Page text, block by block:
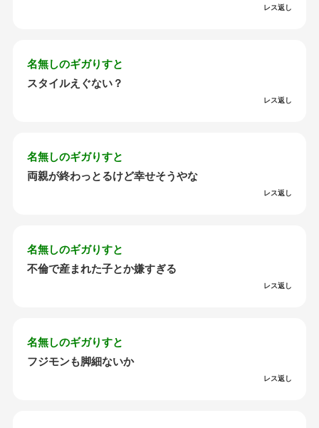
レス返し
名無しのギガりすと
スタイルえぐない？
レス返し
名無しのギガりすと
両親が終わっとるけど幸せそうやな
レス返し
名無しのギガりすと
不倫で産まれた子とか嫌すぎる
レス返し
名無しのギガりすと
フジモンも脚細ないか
レス返し